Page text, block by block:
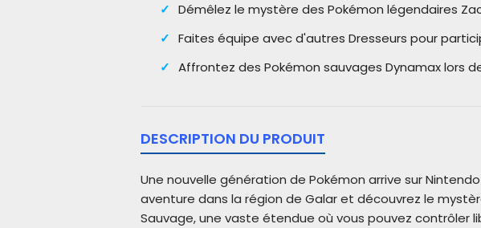
Démêlez le mystère des Pokémon légendaires
Faites équipe avec d'autres Dresseurs pour
Affrontez des Pokémon sauvages Dynamax lors
DESCRIPTION DU PRODUIT
Une nouvelle génération de Pokémon arrive sur
aventure dans la région de Galar et découvrez le
Sauvage, une vaste étendue où vous pouvez contrôler